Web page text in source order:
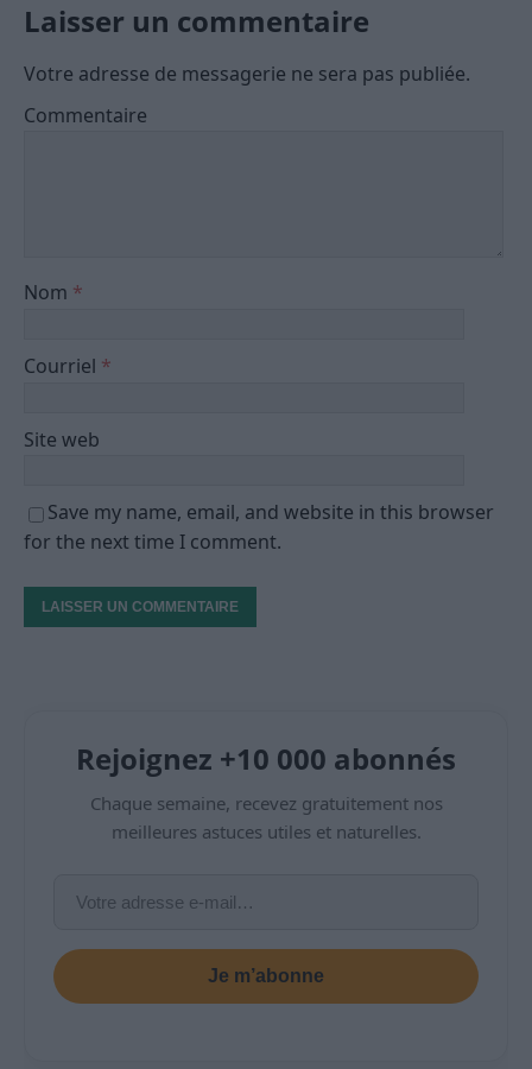
Laisser un commentaire
Votre adresse de messagerie ne sera pas publiée.
Commentaire
Nom *
Courriel *
Site web
Save my name, email, and website in this browser
for the next time I comment.
Rejoignez +10 000 abonnés
Chaque semaine, recevez gratuitement nos
meilleures astuces utiles et naturelles.
Je m’abonne